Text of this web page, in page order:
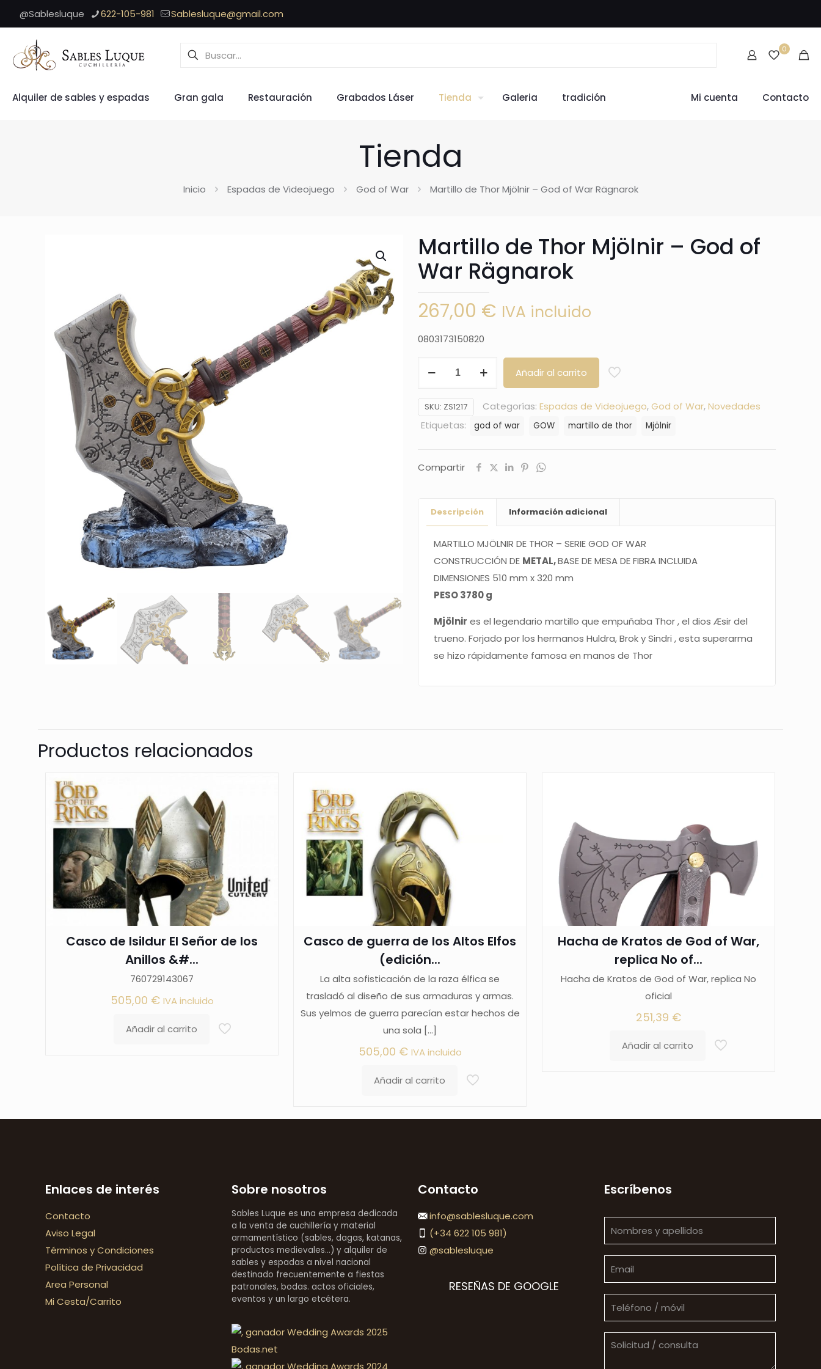
@Sablesluque 622-105-981 Sablesluque@gmail.com
0
Alquiler de sables y espadas Gran gala Restauración Grabados Láser Tienda Galeria tradición Mi cuenta Contacto
Tienda
Inicio Espadas de Videojuego God of War Martillo de Thor Mjölnir – God of War Rägnarok
Martillo de Thor Mjölnir – God of
War Rägnarok
267,00 € IVA incluido
0803173150820
Thor
Mjölnir
of
cantidad
Añadir al carrito
SKU: ZS1217 Categorías: Espadas de Videojuego,God of War,Novedades
Etiquetas:
god of war GOW martillo de thor Mjölnir
Compartir
Descripción Información adicional
MARTILLO MJÖLNIR DE THOR –SERIE GOD OF WAR
CONSTRUCCIÓN DE METAL,BASE DE MESA DE FIBRA INCLUIDA
DIMENSIONES 510 mm x 320 mm
PESO 3780 g
Mjölnir es el legendario martillo que empuñaba Thor , el dios Æsir del
trueno. Forjado por los hermanos Huldra, Brok y Sindri , esta superarma
se hizo rápidamente famosa en manos de Thor
Productos relacionados
Casco de Isildur El Señor de los
Anillos &#...
760729143067
505,00 € IVA incluido
Añadir al carrito
Casco de guerra de los Altos Elfos
(edición...
La alta sofisticación de la raza élfica se
trasladó al diseño de sus armaduras y armas.
Sus yelmos de guerra parecían estar hechos de
una sola […]
505,00 € IVA incluido
Añadir al carrito
Hacha de Kratos de God of War,
replica No of...
Hacha de Kratos de God of War, replica No
oficial
251,39 €
Añadir al carrito
Enlaces de interés
Contacto
Aviso Legal
Términos y Condiciones
Política de Privacidad
Area Personal
Mi Cesta/Carrito
Sobre nosotros
Sables Luque es una empresa dedicada
a la venta de cuchillería y material
armamentístico (sables, dagas, katanas,
productos medievales...) y alquiler de
sables y espadas a nivel nacional
destinado frecuentemente a fiestas
patronales, bodas. actos oficiales,
eventos y un largo etcétera.
Contacto
info@sablesluque.com
(+34 622 105 981)
@sablesluque
RESEÑAS DE GOOGLE
Escríbenos